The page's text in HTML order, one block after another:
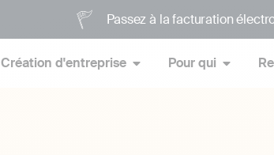
Passez à la facturation
Création d'entreprise Pour qui